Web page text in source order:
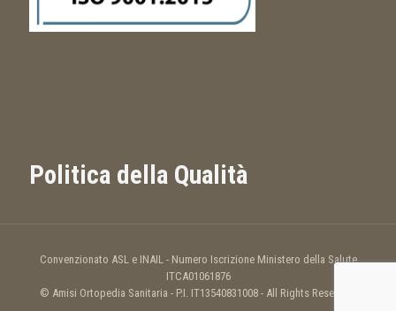
Politica della Qualità
Convenzionato ASL e INAIL - Numero Iscrizione Ministero della Salute
ITCA01061876
© Amisi Ortopedia Sanitaria - P.I. IT13540831008 - All Rights Reserved.